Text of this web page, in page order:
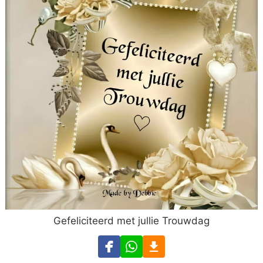
Gefeliciteerd met jullie Trouwdag